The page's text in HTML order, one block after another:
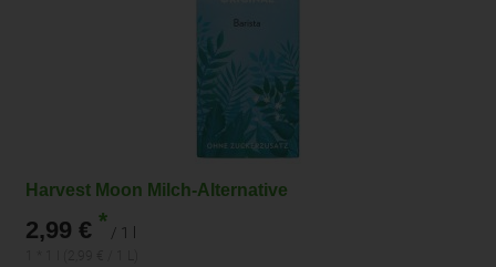
Harvest Moon Milch-Alternative
2,99 € * / 1 l